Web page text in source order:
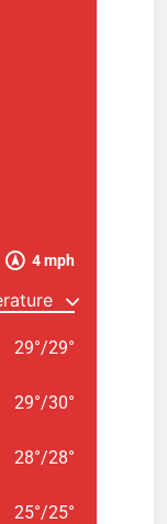
4 mph
29°/29°
29°/30°
28°/28°
25°/25°